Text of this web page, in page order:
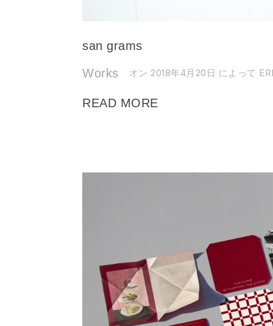
san grams
Works オン 2018年4月20日 によって
READ MORE